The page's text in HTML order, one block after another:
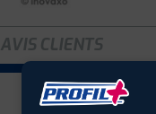
AVIS CLIENTS